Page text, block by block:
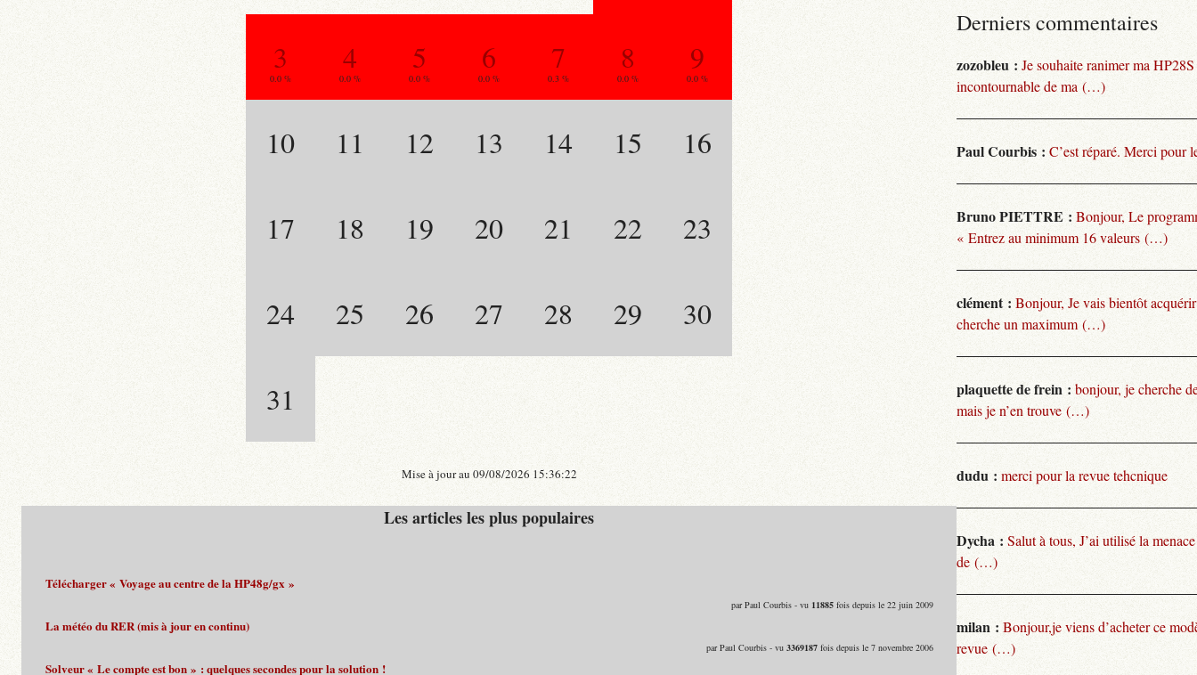
3
0.0 %
4
0.0 %
5
0.0 %
6
0.0 %
7
0.3 %
8
0.0 %
9
0.0 %
10 11 12 13 14 15 16
17 18 19 20 21 22 23
24 25 26 27 28 29 30
31
Mise à jour au 09/08/2026 15:36:22
Les articles les plus populaires
Télécharger « Voyage au centre de la HP48g/gx »
par Paul Courbis - vu 11885fois depuis le 22 juin 2009
La météo du RER (mis à jour en continu)
par Paul Courbis - vu 3369187fois depuis le 7 novembre 2006
Solveur « Le compte est bon » : quelques secondes pour la solution !
Derniers commentaires
zozobleu : Je souhaite ranimer ma
incontournable de ma (…)
Paul Courbis : C’est réparé. Merci pour
Bruno PIETTRE : Bonjour, Le
« Entrez au minimum 16 valeurs (…)
clément : Bonjour, Je vais bientôt
cherche un maximum (…)
plaquette de frein : bonjour, je cherche
mais je n’en trouve (…)
dudu : merci pour la revue tehcnique
Dycha : Salut à tous, J’ai utilisé la
de (…)
milan : Bonjour,je viens d’acheter ce
revue (…)